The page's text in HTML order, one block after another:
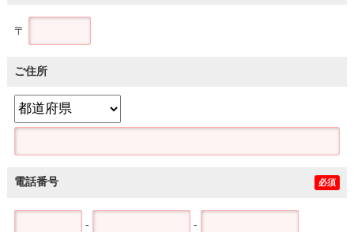
〒
ご住所
電話番号 必須
- -